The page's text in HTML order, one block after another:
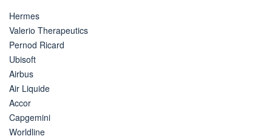
Hermes
Valerio Therapeutics
Pernod Ricard
Ubisoft
Airbus
Air Liquide
Accor
Capgemini
Worldline